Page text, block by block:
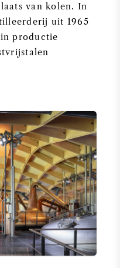
van kolen. In
uit 1965
productie